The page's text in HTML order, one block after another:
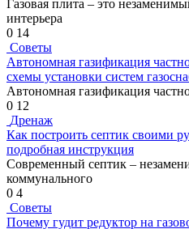
Газовая плита – это
интерьера
0 14
Советы
Автономная газификация
схемы установки систем
Автономная газификация
0 12
Дренаж
Как построить септик своими
подробная инструкция
Современный септик –
коммунального
0 4
Советы
Почему гудит редуктор на